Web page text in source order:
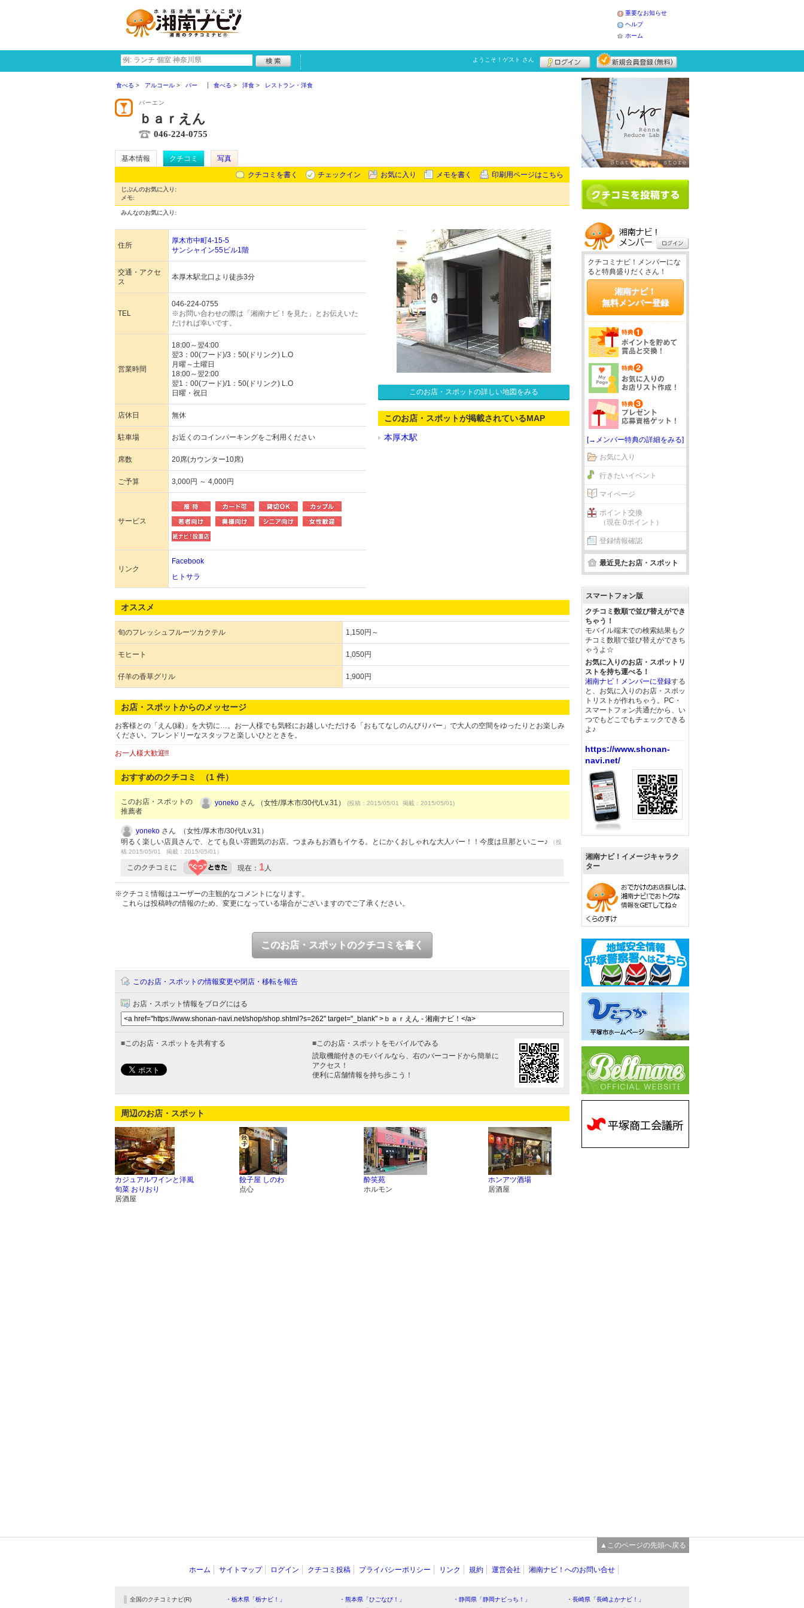
重要なお知らせ
ヘルプ
ホーム
ようこそ！ ゲスト さん
食べる アルコール バー 食べる 洋食 レストラン・洋食
バーエン
ｂａｒえん
046-224-0755
基本情報 クチコミ
写真
クチコミを書く
チェックイン お気に入り メモを書く 印刷用ページはこちら
じぶんのお気に入り:
メモ:
みんなのお気に入り:
住所
厚木市中町4-15-5
サンシャイン55ビル1階
交通・アクセ
ス
本厚木駅北口より徒歩3分
TEL
046-224-0755
※お問い合わせの際は「湘南ナビ！を見た」とお伝えいた
だければ幸いです。
営業時間
18:00～翌4:00
翌3：00(フード)/3：50(ドリンク) L.O
月曜～土曜日
18:00～翌2:00
翌1：00(フード)/1：50(ドリンク) L.O
日曜・祝日
店休日 無休
駐車場 お近くのコインパーキングをご利用ください
席数 20席(カウンター10席)
ご予算 3,000円 ～ 4,000円
サービス
リンク
Facebook
ヒトサラ
このお店・スポットの詳しい地図をみる
このお店・スポットが掲載されているMAP
本厚木駅
オススメ
旬のフレッシュフルーツカクテル 1,150円～
モヒート 1,050円
仔羊の香草グリル 1,900円
お店・スポットからのメッセージ
お客様との「えん(縁)」を大切に…。お一人様でも気軽にお越しいただける「おもてなしのんびりバー」で大人の空間をゆったりとお楽しみ
ください。フレンドリーなスタッフと楽しいひとときを。
お一人様大歓迎!!
おすすめのクチコミ （1 件）
このお店・スポットの
推薦者
yoneko さん （女性/厚木市/30代/Lv.31） (投稿：2015/05/01 掲載：2015/05/01)
yoneko さん （女性/厚木市/30代/Lv.31）
明るく楽しい店員さんで、とても良い雰囲気のお店。つまみもお酒もイケる。とにかくおしゃれな大人バー！！今度は旦那といこー♪
（投
稿:2015/05/01 掲載：2015/05/01）
このクチコミに 現在： 1人
※クチコミ情報はユーザーの主観的なコメントになります。
これらは投稿時の情報のため、変更になっている場合がございますのでご了承ください。
このお店・スポットのクチコミを書く
このお店・スポットの情報変更や閉店・移転を報告
お店・スポット情報をブログにはる
■このお店・スポットを共有する ■このお店・スポットをモバイルでみる
読取機能付きのモバイルなら、右のバーコードから簡単に
アクセス！
便利に店舗情報を持ち歩こう！
周辺のお店・スポット
カジュアルワインと洋風
旬菜 おりおり
居酒屋
餃子屋 しのわ
点心
酔笑苑
ホルモン
ホンアツ酒場
居酒屋
クチコミナビ！メンバーにな
ると特典盛りだくさん！
湘南ナビ！
無料メンバー登録
[→メンバー特典の詳細をみる]
お気に入り
行きたいイベント
マイページ
ポイント交換
（現在 0ポイント）
登録情報確認
最近見たお店・スポット
スマートフォン版
クチコミ数順で並び替えができ
ちゃう！
モバイル端末での検索結果もク
チコミ数順で並び替えができち
ゃうよ☆
お気に入りのお店・スポットリ
ストを持ち運べる！
湘南ナビ！メンバーに登録する
と、お気に入りのお店・スポッ
トリストが作れちゃう。PC・
スマートフォン共通だから、い
つでもどこでもチェックできる
よ♪
https://www.shonan-
navi.net/
湘南ナビ！イメージキャラク
ター
▲このページの先頭へ戻る
ホーム サイトマップ ログイン クチコミ投稿 プライバシーポリシー リンク 規約 運営会社 湘南ナビ！へのお問い合せ
全国のクチコミナビ(R) ・栃木県「栃ナビ！」 ・熊本県「ひごなび！」 ・静岡県「静岡ナビっち！」
・長崎県「長崎よかナビ！」